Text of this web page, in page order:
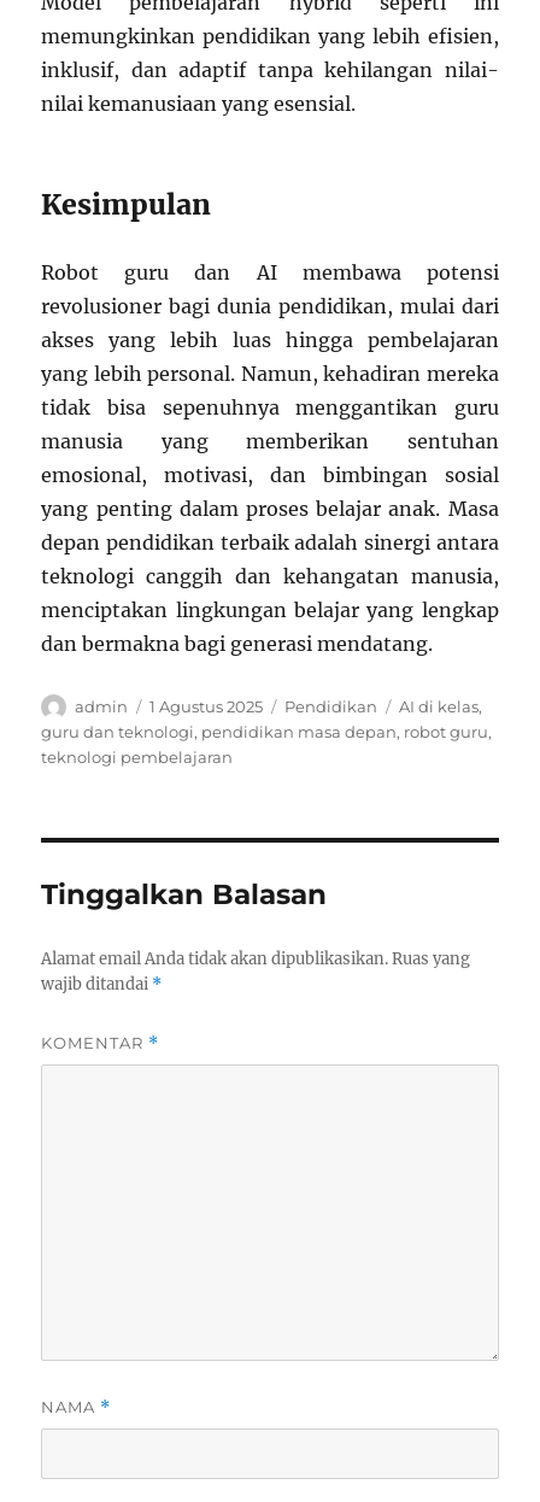
memungkinkan pendidikan yang lebih efisien,
inklusif, dan adaptif tanpa kehilangan nilai-
nilai kemanusiaan yang esensial.
Kesimpulan
Robot guru dan AI membawa potensi
revolusioner bagi dunia pendidikan, mulai dari
akses yang lebih luas hingga pembelajaran
yang lebih personal. Namun, kehadiran mereka
tidak bisa sepenuhnya menggantikan guru
manusia yang memberikan sentuhan
emosional, motivasi, dan bimbingan sosial
yang penting dalam proses belajar anak. Masa
depan pendidikan terbaik adalah sinergi antara
teknologi canggih dan kehangatan manusia,
menciptakan lingkungan belajar yang lengkap
dan bermakna bagi generasi mendatang.
Author
admin
Posted
on
1 Agustus 2025 Categories
Pendidikan Tags
AI di kelas,
guru dan teknologi, pendidikan masa depan, robot guru,
teknologi pembelajaran
Tinggalkan Balasan
Alamat email Anda tidak akan dipublikasikan. Ruas yang
wajib ditandai *
KOMENTAR *
NAMA *